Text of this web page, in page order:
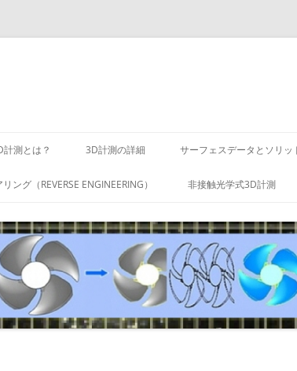
計測とは？ 3D計測の詳細 サーフェスデータとソリッ
ング（REVERSE ENGINEERING） 非接触光学式3D計測